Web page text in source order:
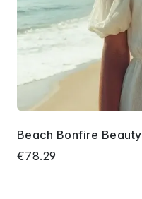
Beach Bonfire Beauty
€78.29